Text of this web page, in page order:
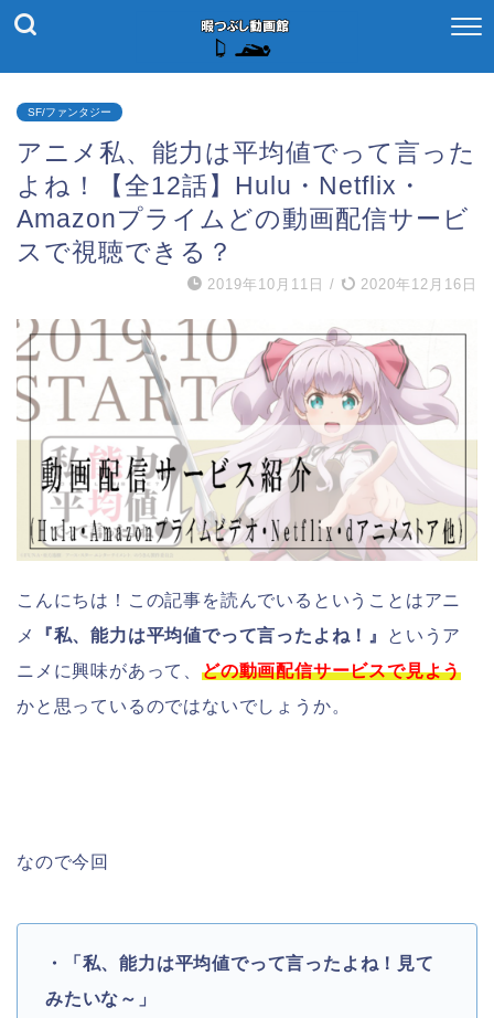
SF/ファンタジー
アニメ私、能力は平均値でって言った
よね！【全12話】Hulu・Netflix・
Amazonプライムどの動画配信サービ
スで視聴できる？
2019年10月11日 / 2020年12月16日
こんにちは！この記事を読んでいるということはアニ
メ
『私、能力は平均値でって言ったよね！』
というア
ニメに興味があって、 どの動画配信サービスで見よう
かと思っているのではないでしょうか。
なので今回
・「私、能力は平均値でって言ったよね！見て
みたいな～」